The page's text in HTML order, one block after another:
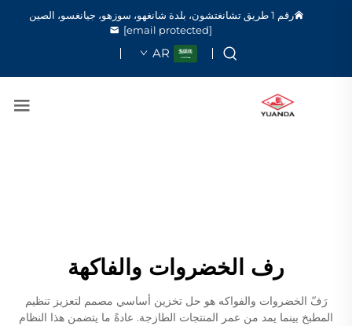
رقم 1 طريق تشانغتشون، بلدة شانغهو، سوزهو، جيانغسو، الصين
[email protected]
AR
رف الخضروات والفاكهة
رَفّ الخضروات والفواكه هو حل تخزين أساسي مصمم لتعزيز تنظيم
المطبخ بينما يمد من عمر المنتجات الطازجة. عادةً ما يتضمن هذا النظام